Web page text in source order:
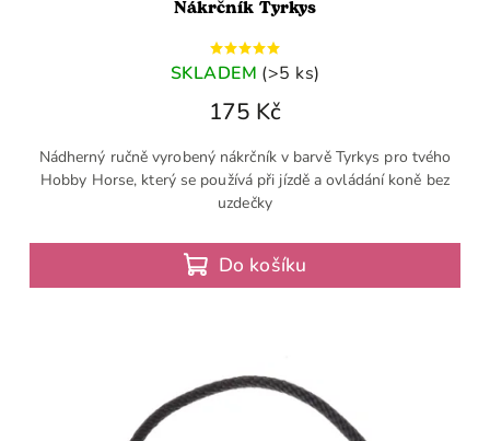
Nákrčník Tyrkys
SKLADEM (>5 ks)
175 Kč
Do košíku
Nádherný ručně vyrobený nákrčník v barvě Tyrkys pro tvého
Hobby Horse, který se používá při jízdě a ovládání koně bez
uzdečky